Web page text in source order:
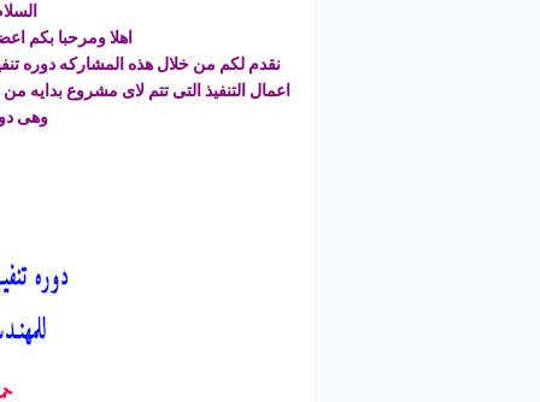
اهلا ومرحبا بكم
نقدم لكم من خلال هذه المشاركه دوره
اعمال التنفيذ التى تتم لاى مشروع بدايه
وهى